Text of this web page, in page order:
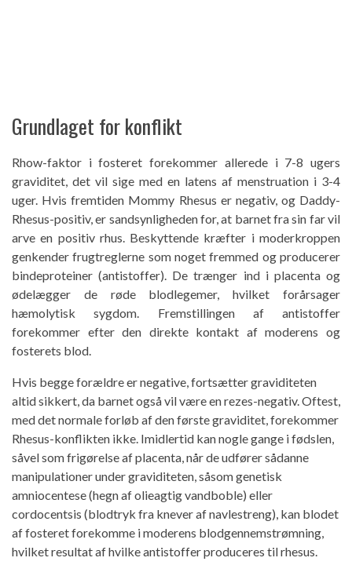
Grundlaget for konflikt
Rhow-faktor i fosteret forekommer allerede i 7-8 ugers
graviditet, det vil sige med en latens af menstruation i 3-4
uger. Hvis fremtiden Mommy Rhesus er negativ, og Daddy-
Rhesus-positiv, er sandsynligheden for, at barnet fra sin far vil
arve en positiv rhus. Beskyttende kræfter i moderkroppen
genkender frugtreglerne som noget fremmed og producerer
bindeproteiner (antistoffer). De trænger ind i placenta og
ødelægger de røde blodlegemer, hvilket forårsager
hæmolytisk sygdom. Fremstillingen af ​​antistoffer
forekommer efter den direkte kontakt af moderens og
fosterets blod.
Hvis begge forældre er negative, fortsætter graviditeten
altid sikkert, da barnet også vil være en rezes-negativ. Oftest,
med det normale forløb af den første graviditet, forekommer
Rhesus-konflikten ikke. Imidlertid kan nogle gange i fødslen,
såvel som frigørelse af placenta, når de udfører sådanne
manipulationer under graviditeten, såsom genetisk
amniocentese (hegn af olieagtig vandboble) eller
cordocentsis (blodtryk fra knever af navlestreng), kan blodet
af fosteret forekomme i moderens blodgennemstrømning,
hvilket resultat af hvilke antistoffer produceres til rhesus.